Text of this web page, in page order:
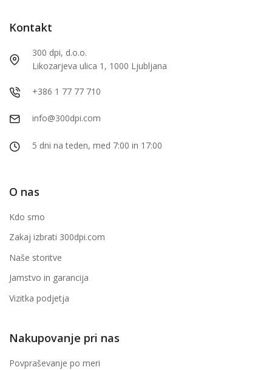
Kontakt
300 dpi, d.o.o.
Likozarjeva ulica 1, 1000 Ljubljana
+386 1 77 77 710
info@300dpi.com
5 dni na teden, med 7:00 in 17:00
O nas
Kdo smo
Zakaj izbrati 300dpi.com
Naše storitve
Jamstvo in garancija
Vizitka podjetja
Nakupovanje pri nas
Povpraševanje po meri